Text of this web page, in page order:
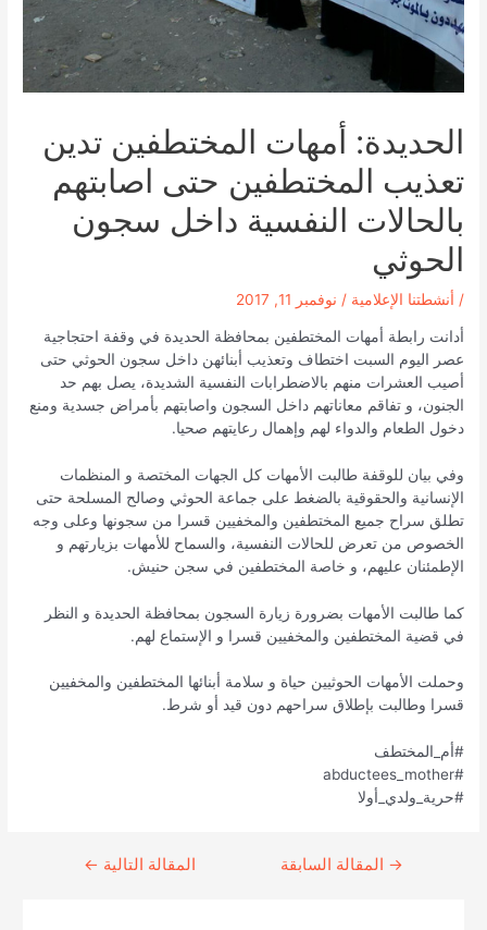
الحديدة: أمهات المختطفين تدين
تعذيب المختطفين حتى اصابتهم
بالحالات النفسية داخل سجون
الحوثي
/ أنشطتنا الإعلامية / نوفمبر 11, 2017
أدانت رابطة أمهات المختطفين بمحافظة الحديدة في وقفة احتجاجية
عصر اليوم السبت اختطاف وتعذيب أبنائهن داخل سجون الحوثي حتى
أصيب العشرات منهم بالاضطرابات النفسية الشديدة، يصل بهم حد
الجنون، و تفاقم معاناتهم داخل السجون واصابتهم بأمراض جسدية ومنع
دخول الطعام والدواء لهم وإهمال رعايتهم صحيا.
وفي بيان للوقفة طالبت الأمهات كل الجهات المختصة و المنظمات
الإنسانية والحقوقية بالضغط على جماعة الحوثي وصالح المسلحة حتى
تطلق سراح جميع المختطفين والمخفيين قسرا من سجونها وعلى وجه
الخصوص من تعرض للحالات النفسية، والسماح للأمهات بزيارتهم و
الإطمئنان عليهم، و خاصة المختطفين في سجن حنيش.
كما طالبت الأمهات بضرورة زيارة السجون بمحافظة الحديدة و النظر
في قضية المختطفين والمخفيين قسرا و الإستماع لهم.
وحملت الأمهات الحوثيين حياة و سلامة أبنائها المختطفين والمخفيين
قسرا وطالبت بإطلاق سراحهم دون قيد أو شرط.
#أم_المختطف
#abductees_mother
#حرية_ولدي_أولا
Continue
→ المقالة السابقة المقالة التالية ←